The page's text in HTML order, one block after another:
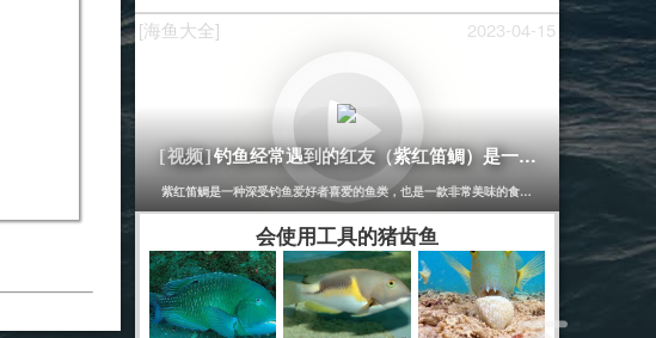
[海鱼大全]
2023-04-15
[视频]钓鱼经常遇到的红友（紫红笛鲷）是一种非常美味的鱼
紫红笛鲷是一种深受钓鱼爱好者喜爱的鱼类，也是一款非常美味的食材。它的体型较小，一
会使用工具的猪齿鱼